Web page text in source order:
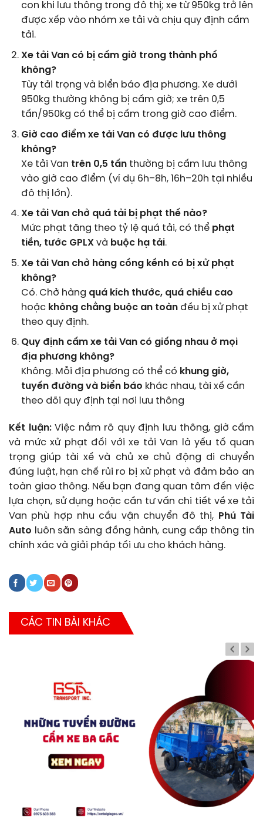
con khi lưu thông trong đô thị; xe từ 950kg trở lên
được xếp vào nhóm xe tải và chịu quy định cấm
tải.
Xe tải Van có bị cấm giờ trong thành phố
không?
Tùy tải trọng và biển báo địa phương. Xe dưới
950kg thường không bị cấm giờ; xe trên 0,5
tấn/950kg có thể bị cấm trong giờ cao điểm.
Giờ cao điểm xe tải Van có được lưu thông
không?
Xe tải Van trên 0,5 tấnthường bị cấm lưu thông
vào giờ cao điểm (ví dụ 6h–8h, 16h–20h tại nhiều
đô thị lớn).
Xe tải Van chở quá tải bị phạt thế nào?
Mức phạt tăng theo tỷ lệ quá tải, có thể phạt
tiền, tước GPLXvà buộc hạ tải.
Xe tải Van chở hàng cồng kềnh có bị xử phạt
không?
Có. Chở hàng quá kích thước, quá chiều cao
hoặc không chằng buộc an toànđều bị xử phạt
theo quy định.
Quy định cấm xe tải Van có giống nhau ở mọi
địa phương không?
Không. Mỗi địa phương có thể có khung giờ,
tuyến đường và biển báo khác nhau, tài xế cần
theo dõi quy định tại nơi lưu thông
Kết luận: Việc nắm rõ quy định lưu thông, giờ cấm
và mức xử phạt đối với xe tải Van là yếu tố quan
trọng giúp tài xế và chủ xe chủ động di chuyển
đúng luật, hạn chế rủi ro bị xử phạt và đảm bảo an
toàn giao thông. Nếu bạn đang quan tâm đến việc
lựa chọn, sử dụng hoặc cần tư vấn chi tiết về xe tải
Van phù hợp nhu cầu vận chuyển đô thị,
Phú Tài
Auto luôn sẵn sàng đồng hành, cung cấp thông tin
chính xác và giải pháp tối ưu cho khách hàng.
CÁC TIN BÀI KHÁC